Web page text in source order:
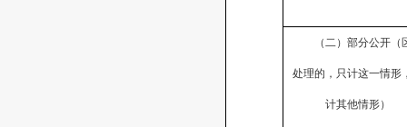
（二）部分公开（
处理的，只计这一情形
计其他情形）